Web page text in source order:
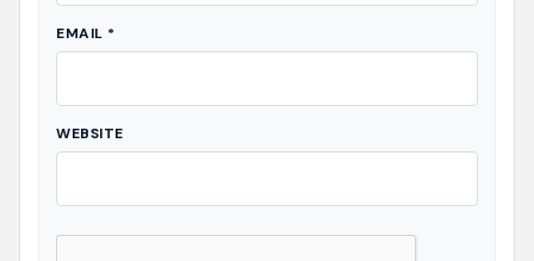
EMAIL *
WEBSITE